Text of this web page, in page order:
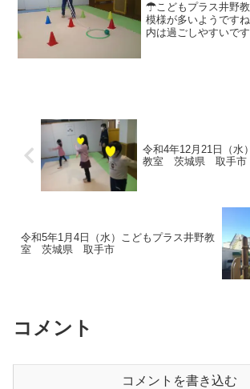
☂こどもプラス井野
模様が多いようです
内は過ごしやすいで
令和4年12月21日（水
教室 茨城県 取手市
令和5年1月4日（水）こどもプラス井野教
室 茨城県 取手市
コメント
コメントを書き込む